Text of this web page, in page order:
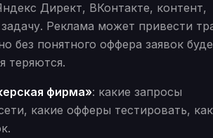
Директ, ВКонтакте, контент,
Реклама может привести
без понятного оффера заявок
теряются.
фирма»: какие запросы
какие офферы тестировать,